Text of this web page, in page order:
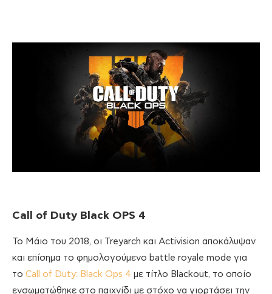
Call of Duty Black OPS 4
Το Μάιο του 2018, οι Treyarch και Activision αποκάλυψαν
και επίσημα το φημολογούμενο battle royale mode για
το Call of Duty: Black Ops 4 με τίτλο Blackout, το οποίο
ενσωματώθηκε στο παιχνίδι με στόχο να γιορτάσει την